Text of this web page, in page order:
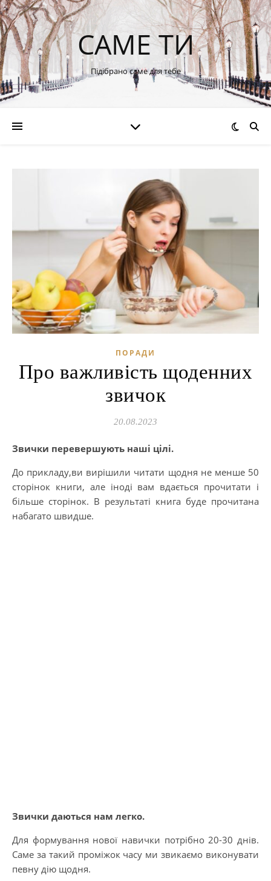
САМЕ ТИ
Підібрано саме для тебе
ПОРАДИ
Про важливість щоденних
звичок
20.08.2023
Звички перевершують наші цілі.
До прикладу,ви вирішили читати щодня не менше 50
сторінок книги, але іноді вам вдається прочитати і
більше сторінок. В результаті книга буде прочитана
набагато швидше.
Звички даються нам легко.
Для формування нової навички потрібно 20-30 днів.
Саме за такий проміжок часу ми звикаємо виконувати
певну дію щодня.